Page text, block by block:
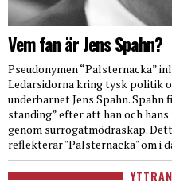
Vem fan är Jens Spahn?
Pseudonymen “Palsternacka”
Ledarsidorna kring tysk politik
underbarnet Jens Spahn.
standing” efter att han och
genom surrogatmödraskap.
reflekterar "Palsternacka" om i